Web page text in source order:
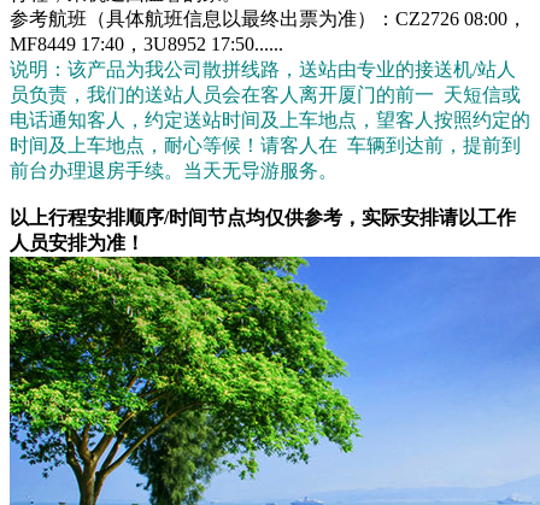
参考航班（具体航班信息以最终出票为准）：CZ2726 08:00，
MF8449 17:40，3U8952 17:50......
说明：该产品为我公司散拼线路，送站由专业的接送机/站人
员负责，我们的送站人员会在客人离开厦门的前一 天短信或
电话通知客人，约定送站时间及上车地点，望客人按照约定的
时间及上车地点，耐心等候！请客人在 车辆到达前，提前到
前台办理退房手续。当天无导游服务。
以上行程安排顺序/时间节点均仅供参考，实际安排请以工作
人员安排为准！